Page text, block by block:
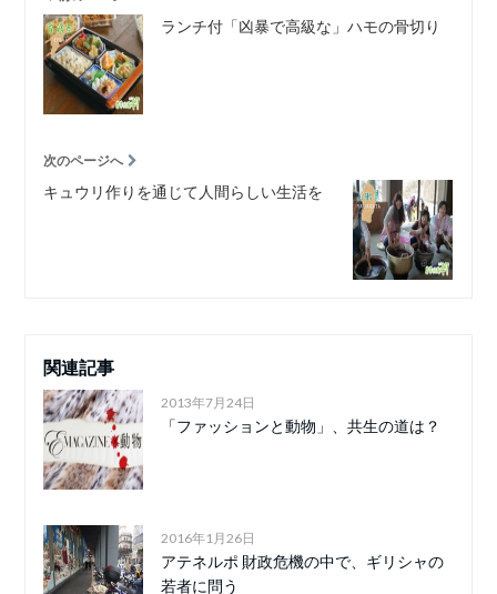
ランチ付「凶暴で高級な」ハモの骨切り
次のページへ
キュウリ作りを通じて人間らしい生活を
関連記事
2013年7月24日
「ファッションと動物」、共生の道は？
2016年1月26日
アテネルポ 財政危機の中で、ギリシャの
若者に問う